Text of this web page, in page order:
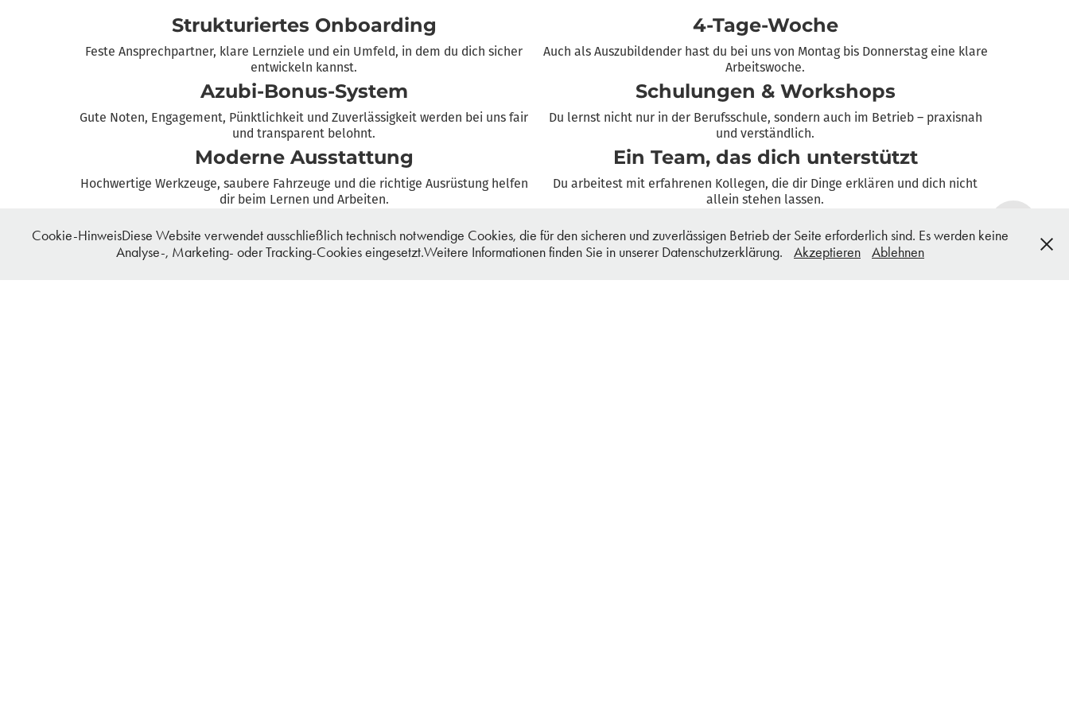
Strukturiertes Onboarding
Feste Ansprechpartner, klare Lernziele und ein Umfeld, in dem du dich sicher
entwickeln kannst.
Azubi-Bonus-System
Gute Noten, Engagement, Pünktlichkeit und Zuverlässigkeit werden bei uns fair
und transparent belohnt.
Moderne Ausstattung
Hochwertige Werkzeuge, saubere Fahrzeuge und die richtige Ausrüstung helfen
dir beim Lernen und Arbeiten.
Betriebliche Altersvorsorge
Wir unterstützen dich von Beginn an beim Aufbau deiner späteren finanziellen
Sicherheit.
4-Tage-Woche
Auch als Auszubildender hast du bei uns von Montag bis Donnerstag eine klare
Arbeitswoche.
Schulungen & Workshops
Du lernst nicht nur in der Berufsschule, sondern auch im Betrieb – praxisnah
und verständlich.
Ein Team, das dich unterstützt
Du arbeitest mit erfahrenen Kollegen, die dir Dinge erklären und dich nicht
allein stehen lassen.
Gemeinsame Events
Sommerfest, Weihnachtsfeier und Grillabende sorgen dafür, dass du auch
menschlich im Team ankommst.
Cookie-HinweisDiese Website verwendet ausschließlich technisch notwendige Cookies, die für den sicheren und zuverlässigen Betrieb der Seite erforderlich sind. Es werden keine
Analyse-, Marketing- oder Tracking-Cookies eingesetzt.Weitere Informationen finden Sie in unserer Datenschutzerklärung.
Akzeptieren Ablehnen